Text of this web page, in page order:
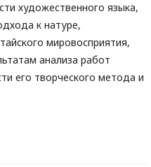
художественного языка,
к натуре,
мировосприятия,
анализа работ
его творческого метода и